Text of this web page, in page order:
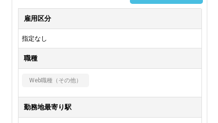
雇用区分
指定なし
職種
Web職種（その他）
勤務地最寄り駅